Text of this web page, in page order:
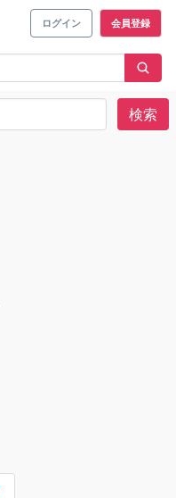
ログイン 会員登録
検索